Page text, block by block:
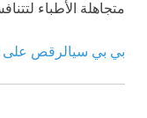
متجاهلة الأطباء
بي بي سيالرقص على